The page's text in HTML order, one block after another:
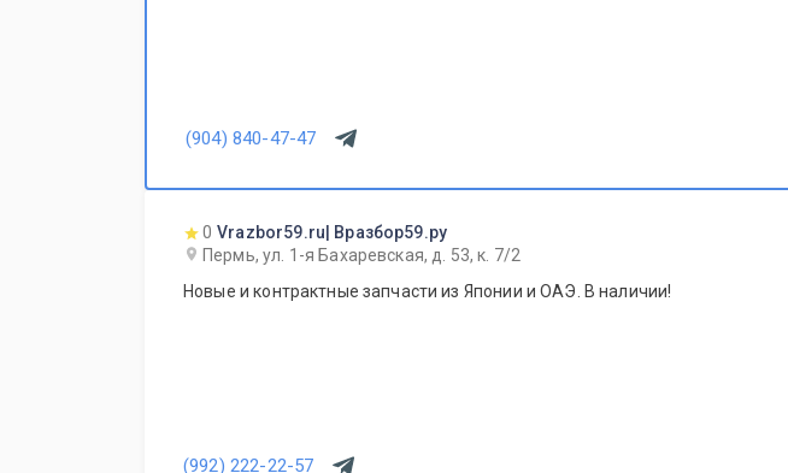
(904) 840-47-47
0 Vrazbor59.ru| Вразбор59.ру
Пермь, ул. 1-я Бахаревская, д. 53, к. 7/2
Новые и контрактные запчасти из Японии и ОАЭ. В наличии!
(992) 222-22-57